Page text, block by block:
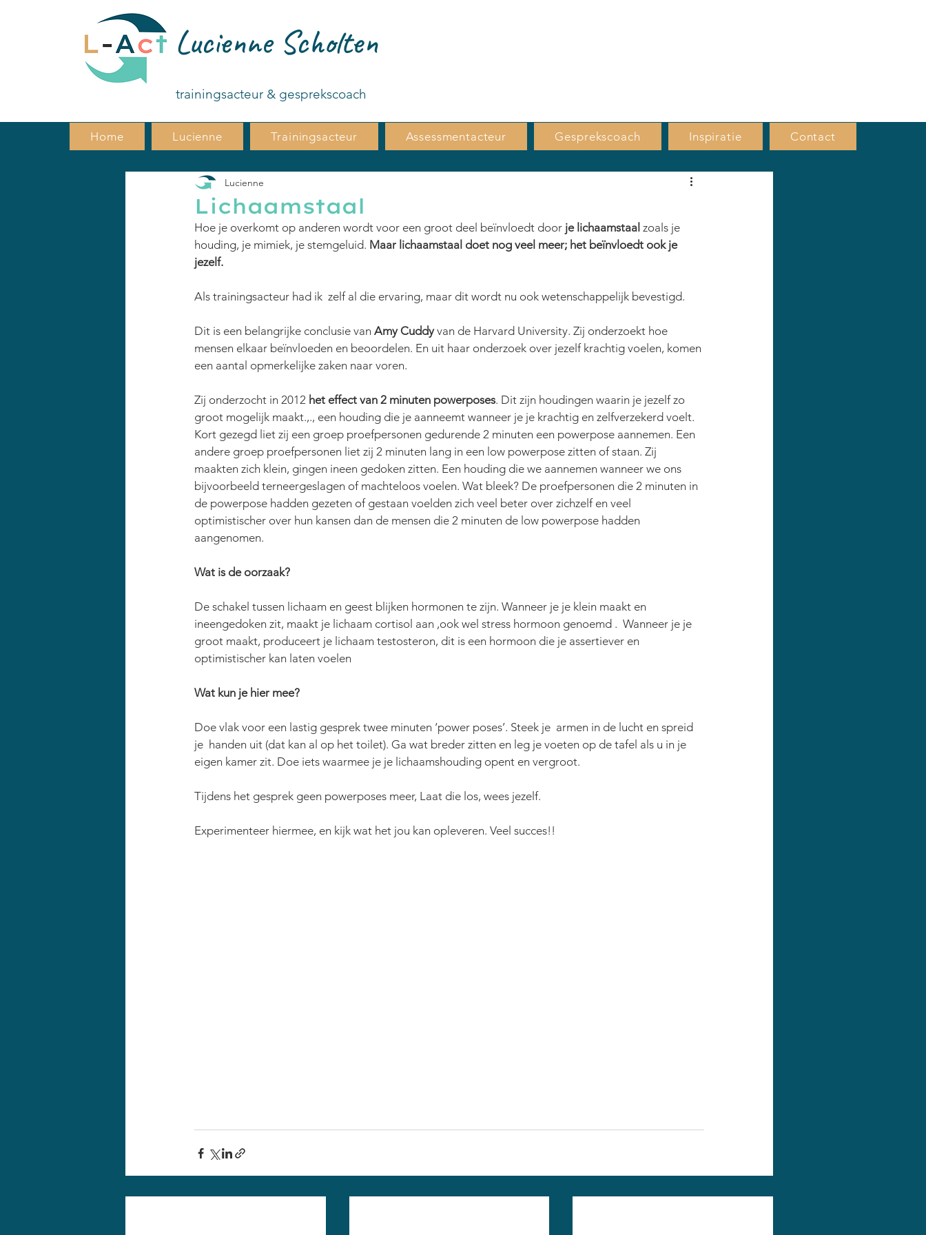
Lucienne Scholten
trainingsacteur & gesprekscoach
Home Lucienne Trainingsacteur Assessmentacteur Gesprekscoach Inspiratie Contact
Lichaamstaal
Lucienne
Hoe je overkomt op anderen wordt voor een groot deel beïnvloedt door je lichaamstaal zoals je
houding, je mimiek, je stemgeluid. Maar lichaamstaal doet nog veel meer; het beïnvloedt ook je
jezelf.
Als trainingsacteur had ik  zelf al die ervaring, maar dit wordt nu ook wetenschappelijk bevestigd.
Dit is een belangrijke conclusie van Amy Cuddy van de Harvard University. Zij onderzoekt hoe
mensen elkaar beïnvloeden en beoordelen. En uit haar onderzoek over jezelf krachtig voelen, komen
een aantal opmerkelijke zaken naar voren.
Zij onderzocht in 2012 het effect van 2 minuten powerposes. Dit zijn houdingen waarin je jezelf zo
groot mogelijk maakt.,., een houding die je aanneemt wanneer je je krachtig en zelfverzekerd voelt.
Kort gezegd liet zij een groep proefpersonen gedurende 2 minuten een powerpose aannemen. Een
andere groep proefpersonen liet zij 2 minuten lang in een low powerpose zitten of staan. Zij
maakten zich klein, gingen ineen gedoken zitten. Een houding die we aannemen wanneer we ons
bijvoorbeeld terneergeslagen of machteloos voelen. Wat bleek? De proefpersonen die 2 minuten in
de powerpose hadden gezeten of gestaan voelden zich veel beter over zichzelf en veel
optimistischer over hun kansen dan de mensen die 2 minuten de low powerpose hadden
aangenomen.
Wat is de oorzaak?
De schakel tussen lichaam en geest blijken hormonen te zijn. Wanneer je je klein maakt en
ineengedoken zit, maakt je lichaam cortisol aan ,ook wel stress hormoon genoemd .  Wanneer je je
groot maakt, produceert je lichaam testosteron, dit is een hormoon die je assertiever en
optimistischer kan laten voelen
Wat kun je hier mee?
Doe vlak voor een lastig gesprek twee minuten ‘power poses’. Steek je  armen in de lucht en spreid
je  handen uit (dat kan al op het toilet). Ga wat breder zitten en leg je voeten op de tafel als u in je
eigen kamer zit. Doe iets waarmee je je lichaamshouding opent en vergroot.
Tijdens het gesprek geen powerposes meer, Laat die los, wees jezelf.
Experimenteer hiermee, en kijk wat het jou kan opleveren. Veel succes!!